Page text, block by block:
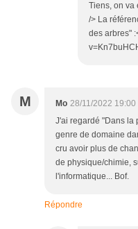
Tiens, on va
/> La
des arbres"
M Mo 28/11/2022 19:00
J'ai regardé "Dans la
genre de domaine
cru avoir plus de
de physique/chimie,
l'informatique... Bof.
Répondre